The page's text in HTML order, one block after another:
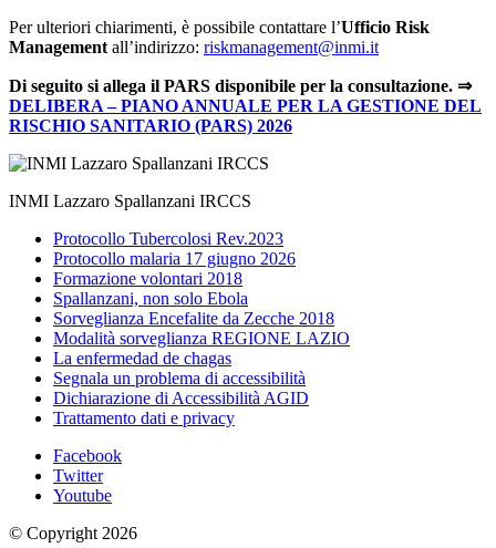
Per ulteriori chiarimenti, è possibile contattare l’Ufficio Risk
Management all’indirizzo: riskmanagement@inmi.it
Di seguito si allega il PARS disponibile per la consultazione. ⇒
DELIBERA – PIANO ANNUALE PER LA GESTIONE DEL
RISCHIO SANITARIO (PARS) 2026
INMI Lazzaro Spallanzani IRCCS
Protocollo Tubercolosi Rev.2023
Protocollo malaria 17 giugno 2026
Formazione volontari 2018
Spallanzani, non solo Ebola
Sorveglianza Encefalite da Zecche 2018
Modalità sorveglianza REGIONE LAZIO
La enfermedad de chagas
Segnala un problema di accessibilità
Dichiarazione di Accessibilità AGID
Trattamento dati e privacy
Facebook
Twitter
Youtube
© Copyright 2026